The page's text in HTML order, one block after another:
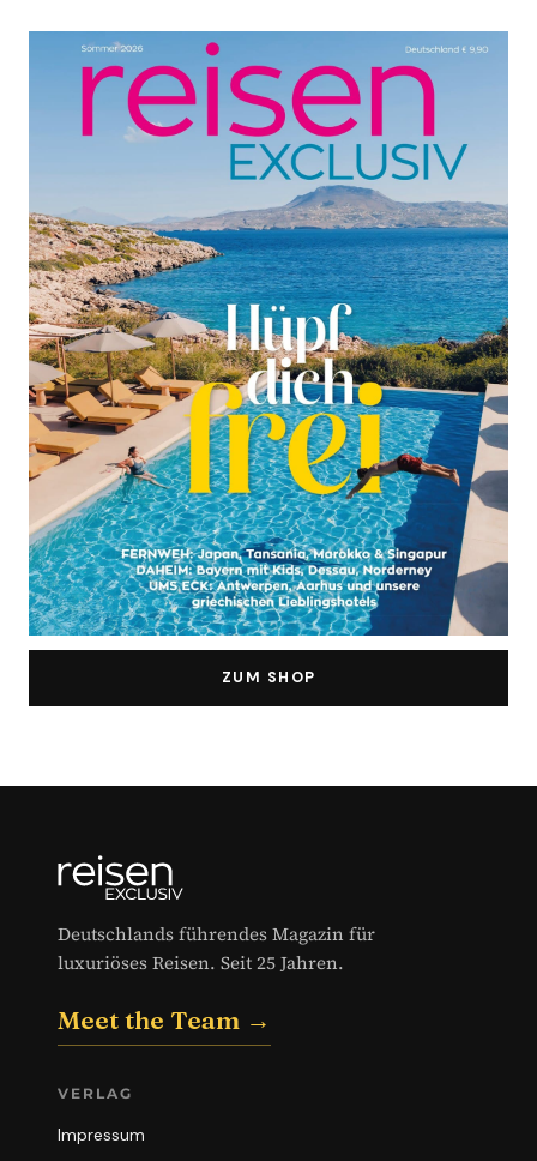
ZUM SHOP
Deutschlands führendes Magazin für
luxuriöses Reisen. Seit 25 Jahren.
Meet the Team →
VERLAG
Impressum